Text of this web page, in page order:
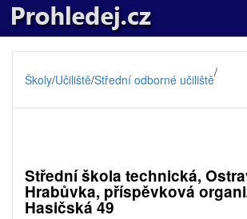
Školy/Učiliště/Střední odborné učiliště/
Střední škola technická,
Hrabůvka, příspěvková
Hasičská 49